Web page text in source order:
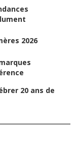
2026
20 ans de